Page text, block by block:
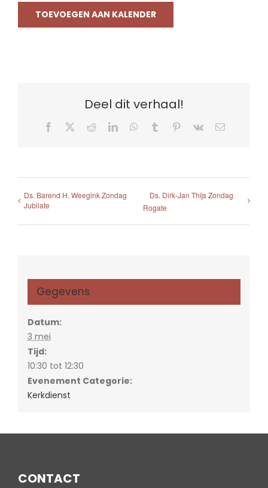
TOEVOEGEN AAN KALENDER
Deel dit verhaal!
Facebook RedditLinkedInWhatsApp
Tumblr Pinterest
Vk
E-
Ds. Barend H. Weegink Zondag
Jubilate
Ds. Dirk-Jan Thijs Zondag
Rogate
Gegevens
Datum:
3 mei
Tijd:
10:30 tot 12:30
Evenement Categorie:
Kerkdienst
CONTACT